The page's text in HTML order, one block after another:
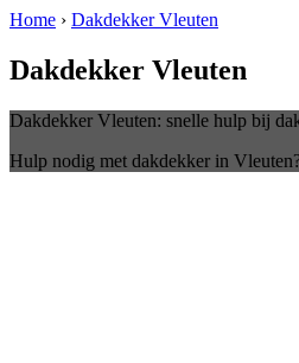
Home › Dakdekker Vleuten
Dakdekker Vleuten
Dakdekker Vleuten: snelle hulp bij
Hulp nodig met dakdekker in